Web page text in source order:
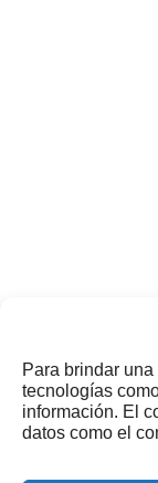
Para brindar
tecnologías
información. El
datos como el
¿Nos invitas